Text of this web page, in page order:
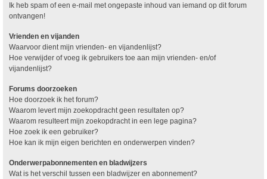
Ik heb spam of een e-mail met ongepaste inhoud van iemand op dit forum
ontvangen!
Vrienden en vijanden
Waarvoor dient mijn vrienden- en vijandenlijst?
Hoe verwijder of voeg ik gebruikers toe aan mijn vrienden- en/of
vijandenlijst?
Forums doorzoeken
Hoe doorzoek ik het forum?
Waarom levert mijn zoekopdracht geen resultaten op?
Waarom resulteert mijn zoekopdracht in een lege pagina?
Hoe zoek ik een gebruiker?
Hoe kan ik mijn eigen berichten en onderwerpen vinden?
Onderwerpabonnementen en bladwijzers
Wat is het verschil tussen een bladwijzer en abonnement?